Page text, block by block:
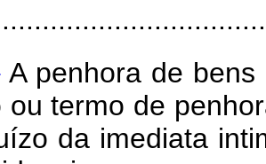
A penhora de bens
ou termo de
da imediata